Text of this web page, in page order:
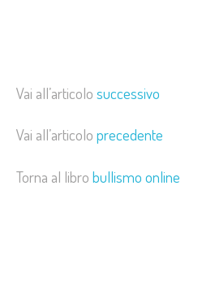
Vai all’articolo successivo
Vai all’articolo precedente
Torna al libro bullismo online